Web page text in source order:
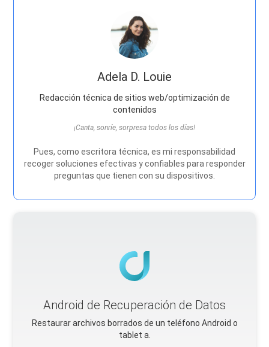
Adela D. Louie
Redacción técnica de sitios web/optimización de
contenidos
¡Canta, sonríe, sorpresa todos los días!
Pues, como escritora técnica, es mi responsabilidad
recoger soluciones efectivas y confiables para responder
preguntas que tienen con su dispositivos.
Android de Recuperación de Datos
Restaurar archivos borrados de un teléfono Android o
tablet a.